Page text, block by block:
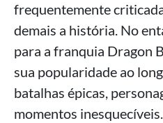
frequentemente
demais a história. No
para a franquia Dragon
sua popularidade ao
batalhas épicas,
momentos